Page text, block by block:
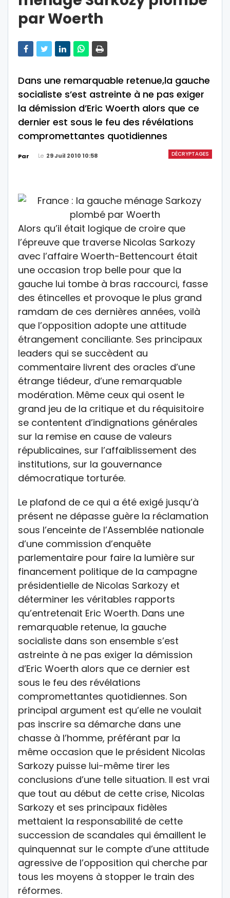
par Woerth
Dans une remarquable retenue,la gauche
socialiste s’est astreinte à ne pas exiger
la démission d’Eric Woerth alors que ce
dernier est sous le feu des révélations
compromettantes quotidiennes
DÉCRYPTAGES
Par Le 29 Juil 2010 10:58
Alors qu’il était logique de croire que
l’épreuve que traverse Nicolas Sarkozy
avec l’affaire Woerth-Bettencourt était
une occasion trop belle pour que la
gauche lui tombe à bras raccourci, fasse
des étincelles et provoque le plus grand
ramdam de ces dernières années, voilà
que l’opposition adopte une attitude
étrangement conciliante. Ses principaux
leaders qui se succèdent au
commentaire livrent des oracles d’une
étrange tiédeur, d’une remarquable
modération. Même ceux qui osent le
grand jeu de la critique et du réquisitoire
se contentent d’indignations générales
sur la remise en cause de valeurs
républicaines, sur l’affaiblissement des
institutions, sur la gouvernance
démocratique torturée.
Le plafond de ce qui a été exigé jusqu’à
présent ne dépasse guère la réclamation
sous l’enceinte de l’Assemblée nationale
d’une commission d’enquête
parlementaire pour faire la lumière sur
financement politique de la campagne
présidentielle de Nicolas Sarkozy et
déterminer les véritables rapports
qu’entretenait Eric Woerth. Dans une
remarquable retenue, la gauche
socialiste dans son ensemble s’est
astreinte à ne pas exiger la démission
d’Eric Woerth alors que ce dernier est
sous le feu des révélations
compromettantes quotidiennes. Son
principal argument est qu’elle ne voulait
pas inscrire sa démarche dans une
chasse à l’homme, préférant par la
même occasion que le président Nicolas
Sarkozy puisse lui-même tirer les
conclusions d’une telle situation. Il est vrai
que tout au début de cette crise, Nicolas
Sarkozy et ses principaux fidèles
mettaient la responsabilité de cette
succession de scandales qui émaillent le
quinquennat sur le compte d’une attitude
agressive de l’opposition qui cherche par
tous les moyens à stopper le train des
réformes.